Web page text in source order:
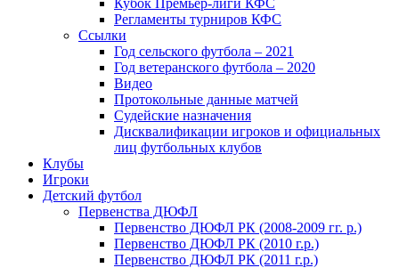
Кубок Премьер-лиги КФС
Регламенты турниров КФС
Ссылки
Год сельского футбола – 2021
Год ветеранского футбола – 2020
Видео
Протокольные данные матчей
Судейские назначения
Дисквалификации игроков и официальных
лиц футбольных клубов
Клубы
Игроки
Детский футбол
Первенства ДЮФЛ
Первенство ДЮФЛ РК (2008-2009 гг. р.)
Первенство ДЮФЛ РК (2010 г.р.)
Первенство ДЮФЛ РК (2011 г.р.)